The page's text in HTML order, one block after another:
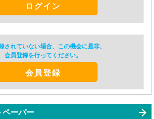
ログイン
されていない場合、この機会に是非、
会員登録を行ってください。
会員登録
ペーパー